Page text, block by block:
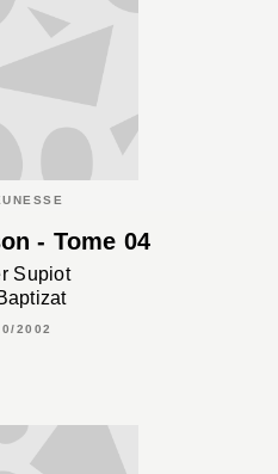
- Tome 04
Supiot
2002